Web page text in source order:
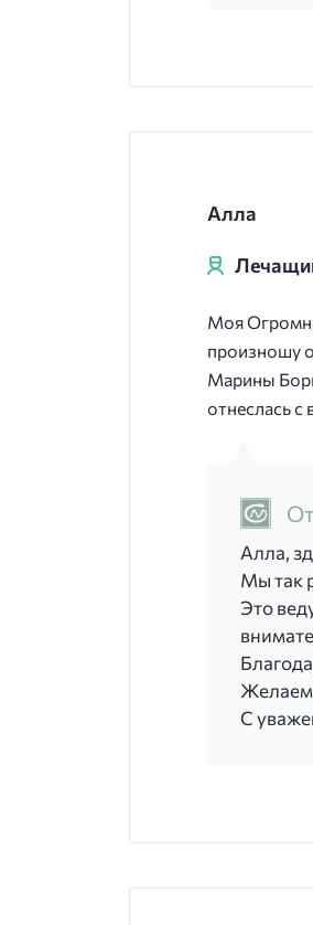
Алла
Моя
произношу
Марины
отнеслась
Алла,
Мы так
Это
Желаем
С